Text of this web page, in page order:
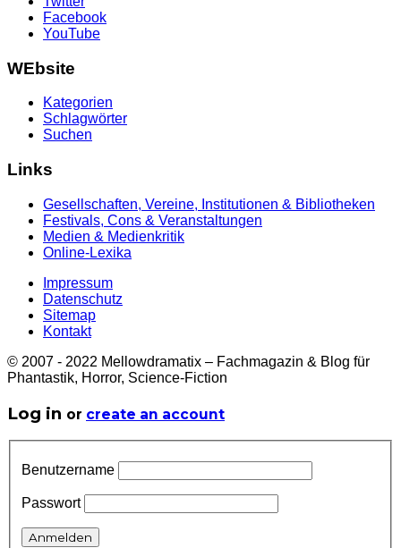
Facebook
YouTube
WEbsite
Kategorien
Schlagwörter
Suchen
Links
Gesellschaften, Vereine, Institutionen & Bibliotheken
Festivals, Cons & Veranstaltungen
Medien & Medienkritik
Online-Lexika
Impressum
Datenschutz
Sitemap
Kontakt
© 2007 - 2022 Mellowdramatix – Fachmagazin & Blog für
Phantastik, Horror, Science-Fiction
Log in or create an account
Benutzername
Passwort